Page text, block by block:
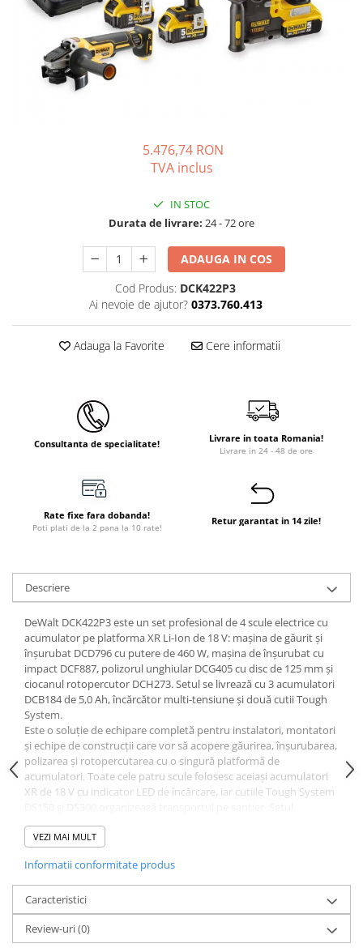
Generatoare de abur
Distribuitoare si butelii de
egalizare
Pompe de circulatie si accesorii
Producere apa calda menajera
Rezervoare de acumulare
Instant apa calda pe gaz / GPL
Panouri solare si fotovoltaice
Panouri solare cu tuburi vidate
Panouri solare plane
Pachete complete panouri solare
Panouri solare fotovoltaice
Ventilatie si climatizare
Aparate de aer conditionat
Perdele de aer
Ventiloconvectoare si sisteme VRF
Chillere
Dulapuri pentru climatizare
Unitati motocondensante
Sisteme evaporative de climatizare
Ventilatoare pentru baie
Ventilatoare pentru tubulatura
Filtrare si odorizare aer
Recuperatoare de caldura
Accesorii echipamente de
ventilatie si climatizare
Alimentare cu apa
Canalizare interioara
Canalizare exterioara
Canalizare pluviala
Distributie apa
5.476,74 RON
TVA inclus
IN STOC
Durata de livrare: 24 - 72 ore
ADAUGA IN COS
Cod Produs: DCK422P3
Ai nevoie de ajutor? 0373.760.413
Adauga la Favorite Cere informatii
Consultanta de specialitate! Livrare in toata Romania!
Livrare in 24 - 48 de ore
Rate fixe fara dobanda!
Poti plati de la 2 pana la 10 rate!
Retur garantat in 14 zile!
Descriere
DeWalt DCK422P3 este un set profesional de 4 scule electrice cu
acumulator pe platforma XR Li-Ion de 18 V: mașina de găurit și
înșurubat DCD796 cu putere de 460 W, mașina de înșurubat cu
impact DCF887, polizorul unghiular DCG405 cu disc de 125 mm și
ciocanul rotopercutor DCH273. Setul se livrează cu 3 acumulatori
DCB184 de 5,0 Ah, încărcător multi-tensiune și două cutii Tough
System.
Este o soluție de echipare completă pentru instalatori, montatori
și echipe de construcții care vor să acopere găurirea, înșurubarea,
polizarea și rotopercutarea cu o singură platformă de
acumulatori. Toate cele patru scule folosesc aceiași acumulatori
XR de 18 V cu indicator LED de încărcare, iar cutiile Tough System
înlocuiește achiziția separată a patru scule și a acumulatorilor
aferenți.
Specificații tehnice
Acumulatori incluși: 3 × DCB184, 5,0 Ah, cu indicator LED de
încărcare
DCD796 - putere: 460 W; reglare cuplu: 15 poziții; transmisie: 2
viteze; mandrină automată; LED cu 3 trepte de putere
VEZI MAI MULT
Informatii conformitate produs
Caracteristici
Review-uri(0)